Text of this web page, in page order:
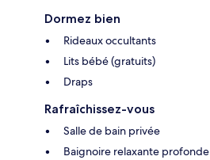
Dormez bien
Rideaux occultants
Lits bébé (gratuits)
Draps
Rafraîchissez-vous
Salle de bain privée
Baignoire relaxante profonde